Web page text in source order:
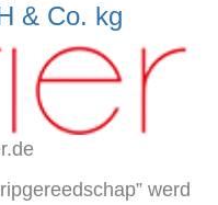
& Co. kg
werd